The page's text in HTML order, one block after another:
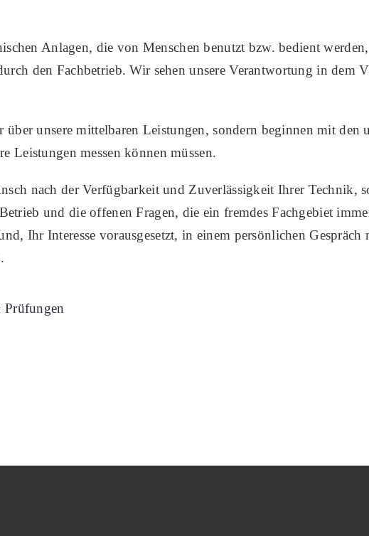
Anlagen, die von Menschen benutzt bzw. bedient
den Fachbetrieb. Wir sehen unsere Verantwortung in dem
unsere mittelbaren Leistungen, sondern beginnen mit den
Leistungen messen können müssen.
nach der Verfügbarkeit und Zuverlässigkeit Ihrer Technik,
und die offenen Fragen, die ein fremdes Fachgebiet
Ihr Interesse vorausgesetzt, in einem persönlichen Gespräch
Prüfungen